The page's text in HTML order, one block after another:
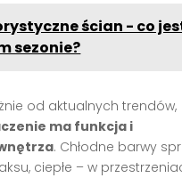
ścian - co
sezonie?
od aktualnych trendów,
ma funkcja i
. Chłodne barwy
ciepłe – w